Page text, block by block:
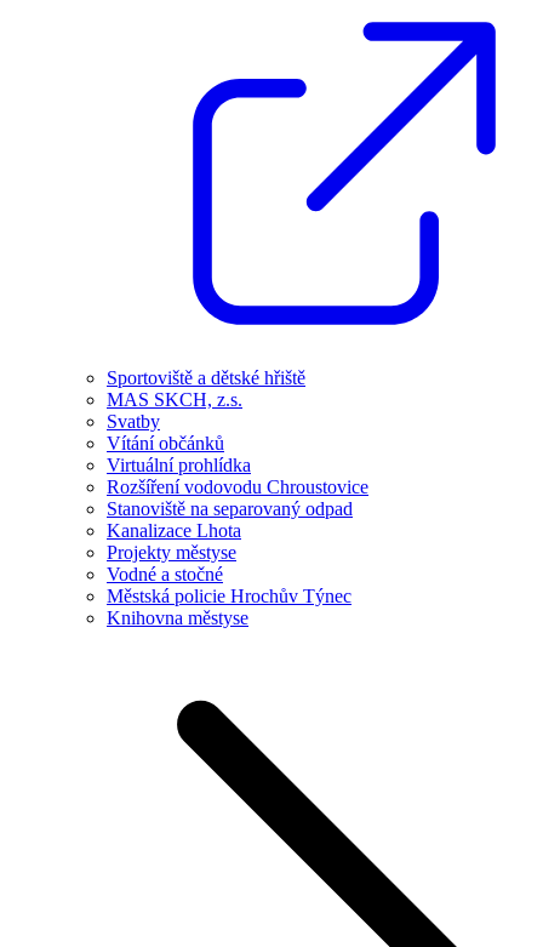
Sportoviště a dětské hřiště
MAS SKCH, z.s.
Svatby
Vítání občánků
Virtuální prohlídka
Rozšíření vodovodu Chroustovice
Stanoviště na separovaný odpad
Kanalizace Lhota
Projekty městyse
Vodné a stočné
Městská policie Hrochův Týnec
Knihovna městyse